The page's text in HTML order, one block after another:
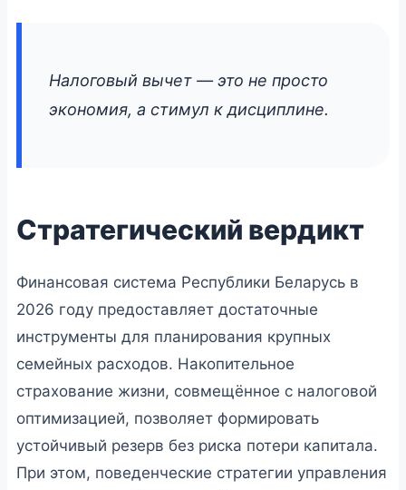
Налоговый вычет — это не просто
экономия, а стимул к дисциплине.
Стратегический вердикт
Финансовая система Республики Беларусь в
2026 году предоставляет достаточные
инструменты для планирования крупных
семейных расходов. Накопительное
страхование жизни, совмещённое с налоговой
оптимизацией, позволяет формировать
устойчивый резерв без риска потери капитала.
При этом, поведенческие стратегии управления